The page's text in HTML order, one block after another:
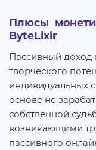
Плюсы
ByteLixir
Пассивный доход
творческого
индивидуальных
основе не
собственной
возникающими
пассивного